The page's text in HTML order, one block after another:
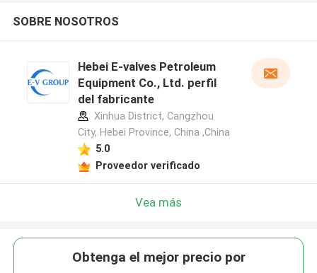
SOBRE NOSOTROS
Hebei E-valves Petroleum
Equipment Co., Ltd. perfil
del fabricante
Xinhua District, Cangzhou
City, Hebei Province, China ,China
5.0
Proveedor verificado
Vea más
Obtenga el mejor precio por